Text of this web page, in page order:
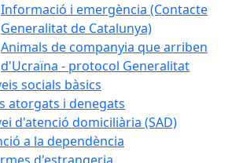
Informació i emergència (Contacte
Generalitat de Catalunya)
Animals de companyia que arriben
d'Ucraïna - protocol Generalitat
socials bàsics
atorgats i denegats
d'atenció domiciliària (SAD)
a la dependència